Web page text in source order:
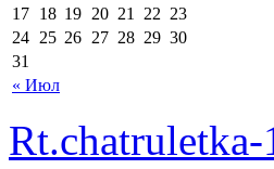
« Июл
17 18 19 20 21 22 23
24 25 26 27 28 29 30
31
Rt.chatruletka-